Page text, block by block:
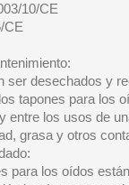
10/CE
CE
ser desechados y
tapones para los
entre los usos de
grasa y otros
para los oídos